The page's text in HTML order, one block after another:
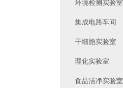
环境检测实验室
集成电路车间
干细胞实验室
理化实验室
食品洁净实验室